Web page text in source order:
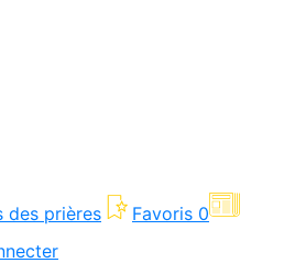
des prières Favoris 0